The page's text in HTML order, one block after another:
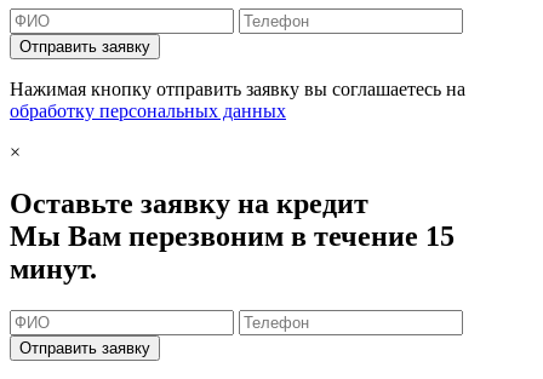
Отправить заявку
Нажимая кнопку отправить заявку вы соглашаетесь на
обработку персональных данных
×
Оставьте заявку на кредит
Мы Вам перезвоним в течение 15
минут.
Отправить заявку